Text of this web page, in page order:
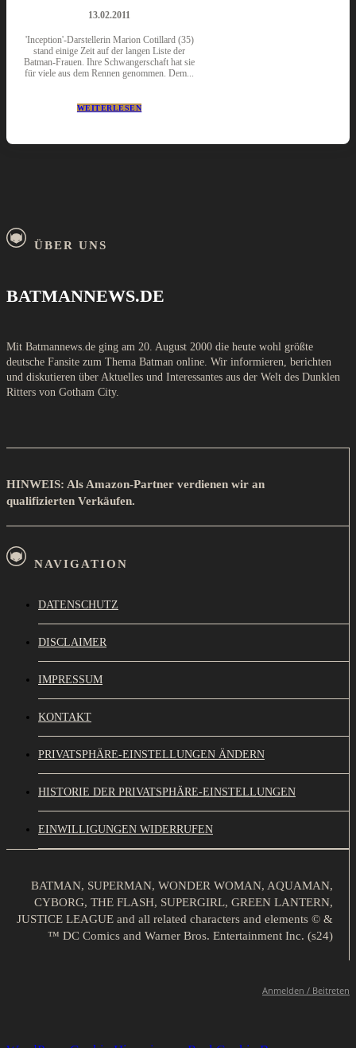
13.02.2011
'Inception'-Darstellerin Marion Cotillard (35)
stand einige Zeit auf der langen Liste der
Batman-Frauen. Ihre Schwangerschaft hat sie
für viele aus dem Rennen genommen. Dem...
WEITERLESEN
ÜBER UNS
BATMANNEWS.DE
Mit Batmannews.de ging am 20. August 2000 die heute wohl größte
deutsche Fansite zum Thema Batman online. Wir informieren, berichten
und diskutieren über Aktuelles und Interessantes aus der Welt des Dunklen
Ritters von Gotham City.
HINWEIS: Als Amazon-Partner verdienen wir an
qualifizierten Verkäufen.
NAVIGATION
DATENSCHUTZ
DISCLAIMER
IMPRESSUM
KONTAKT
PRIVATSPHÄRE-EINSTELLUNGEN ÄNDERN
HISTORIE DER PRIVATSPHÄRE-EINSTELLUNGEN
EINWILLIGUNGEN WIDERRUFEN
BATMAN, SUPERMAN, WONDER WOMAN, AQUAMAN,
CYBORG, THE FLASH, SUPERGIRL, GREEN LANTERN,
JUSTICE LEAGUE and all related characters and elements © &
™ DC Comics and Warner Bros. Entertainment Inc. (s24)
Anmelden / Beitreten